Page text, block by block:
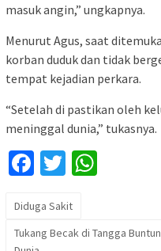
masuk angin,” ungkapnya.
Menurut Agus, saat
korban duduk dan tidak
tempat kejadian perkara.
“Setelah di pastikan oleh
meninggal dunia,” tukasnya.
Facebook
Twitter
Diduga Sakit
Tukang Becak di Tangga